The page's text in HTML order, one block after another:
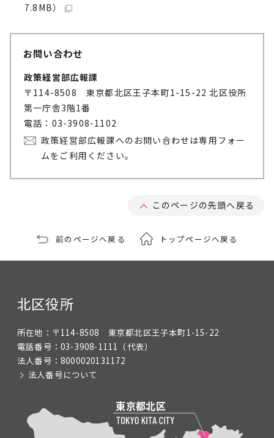
7.8MB）
お問い合わせ
政策経営部広報課
〒114-8508 東京都北区王子本町1-15-22 北区役所
第一庁舎3階1番
電話：03-3908-1102
政策経営部広報課へのお問い合わせは専用フォー
ムをご利用ください。
このページの先頭へ戻る
前のページへ戻る トップページへ戻る
北区役所
所在地： 〒114-8508 東京都北区王子本町1-15-22
電話番号： 03-3908-1111 （代表）
法人番号： 8000020131172
法人番号について